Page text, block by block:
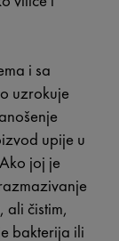
i sa
uzrokuje
upije u
joj je
ali čistim,
bakterija ili